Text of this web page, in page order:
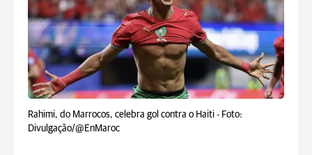
Rahimi, do Marrocos, celebra gol contra o Haiti - Foto:
Divulgação/@EnMaroc